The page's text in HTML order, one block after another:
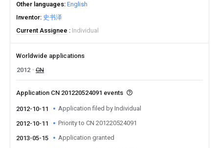
Other languages English
Inventor 史书泽
Current Assignee
Individual
Worldwide applications
2012
CN
Application CN 201220524091 events
2012-10-11 Application filed by Individual
2012-10-11 Priority to CN 201220524091
2013-05-15 Application granted